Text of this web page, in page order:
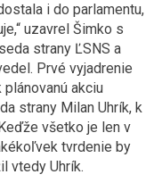
i do parlamentu,
uzavrel Šimko s
strany ĽSNS a
Prvé vyjadrenie
akciu
strany Milan Uhrík, k
všetko je len v
tvrdenie by
vtedy Uhrík.